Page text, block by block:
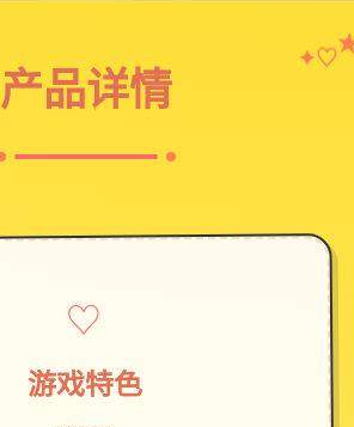
产品详情
✦♡
♡
游戏特色